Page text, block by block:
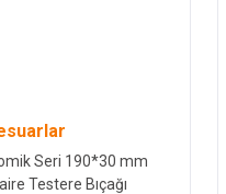
Seri 190*30 mm
Testere Bıçağı